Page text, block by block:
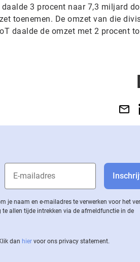
3 procent naar 7,3 miljard
toenemen. De omzet van die
daalde de omzet met 2 procent
je naam en e-mailadres te verwerken voor het
allen tijde intrekken via de af­meld­func­tie in de
dan hier voor ons privacy statement.